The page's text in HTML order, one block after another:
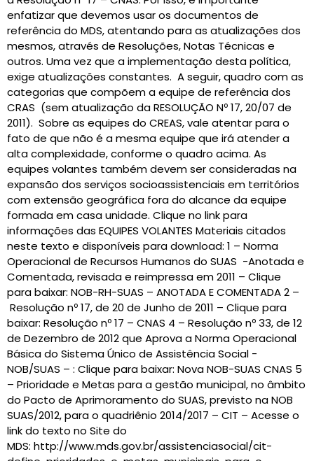
enfatizar que devemos usar os documentos de
referência do MDS, atentando para as atualizações dos
mesmos, através de Resoluções, Notas Técnicas e
outros. Uma vez que a implementação desta política,
exige atualizações constantes. A seguir, quadro com as
categorias que compõem a equipe de referência dos
CRAS (sem atualização da RESOLUÇÃO Nº 17, 20/07 de
2011). Sobre as equipes do CREAS, vale atentar para o
fato de que não é a mesma equipe que irá atender a
alta complexidade, conforme o quadro acima. As
equipes volantes também devem ser consideradas na
expansão dos serviços socioassistenciais em territórios
com extensão geográfica fora do alcance da equipe
formada em casa unidade. Clique no link para
informações das EQUIPES VOLANTES Materiais citados
neste texto e disponíveis para download: 1 – Norma
Operacional de Recursos Humanos do SUAS -Anotada e
Comentada, revisada e reimpressa em 2011 – Clique
para baixar: NOB-RH-SUAS – ANOTADA E COMENTADA 2 –
Resolução nº 17, de 20 de Junho de 2011 – Clique para
baixar: Resolução nº 17 – CNAS 4 – Resolução nº 33, de 12
de Dezembro de 2012 que Aprova a Norma Operacional
Básica do Sistema Único de Assistência Social -
NOB/SUAS – : Clique para baixar: Nova NOB-SUAS CNAS 5
– Prioridade e Metas para a gestão municipal, no âmbito
do Pacto de Aprimoramento do SUAS, previsto na NOB
SUAS/2012, para o quadriênio 2014/2017 – CIT – Acesse o
link do texto no Site do
MDS: http://www.mds.gov.br/assistenciasocial/cit-